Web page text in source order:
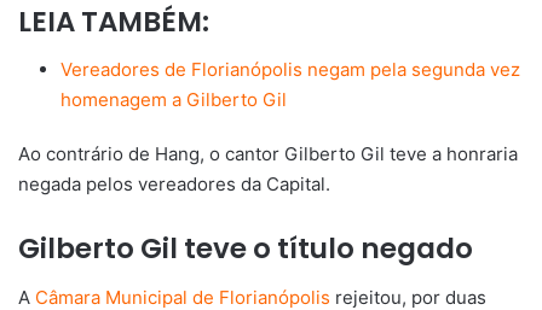
LEIA TAMBÉM:
Vereadores de Florianópolis negam pela segunda vez
homenagem a Gilberto Gil
Ao contrário de Hang, o cantor Gilberto Gil teve a honraria
negada pelos vereadores da Capital.
Gilberto Gil teve o título negado
A Câmara Municipal de Florianópolis rejeitou, por duas